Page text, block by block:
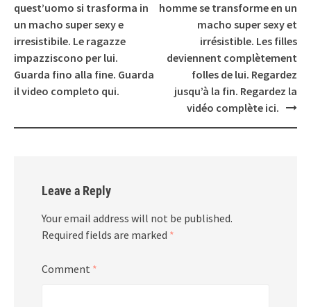
quest’uomo si trasforma in
un macho super sexy e
irresistibile. Le ragazze
impazziscono per lui.
Guarda fino alla fine. Guarda
il video completo qui.
homme se transforme en un
macho super sexy et
irrésistible. Les filles
deviennent complètement
folles de lui. Regardez
jusqu’à la fin. Regardez la
vidéo complète ici.
Leave a Reply
Your email address will not be published.
Required fields are marked *
Comment *